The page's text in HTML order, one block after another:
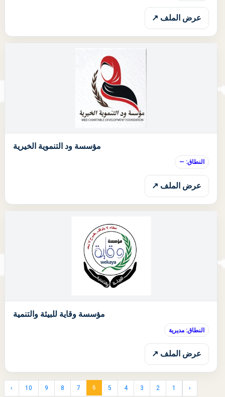
عرض الملف ↗
مؤسسة ود التنموية الخيرية
النطاق: —
عرض الملف ↗
مؤسسة وقاية للبيئة والتنمية
النطاق: مديرية
عرض الملف ↗
‹
1
2
3
4
5
6
7
8
9
10
›